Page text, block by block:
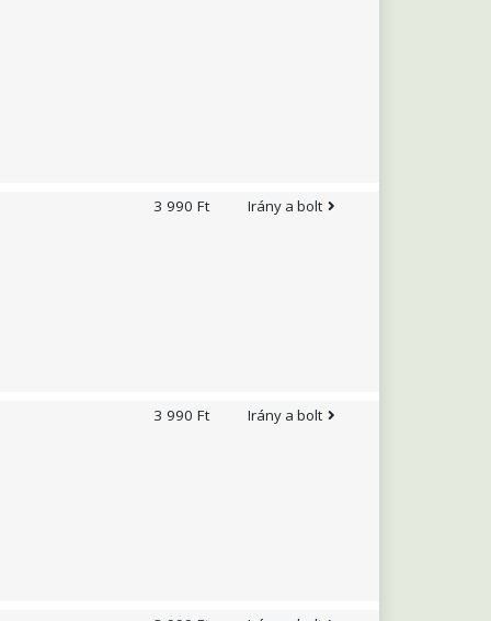
és teakeverékek
mérsékelt lehet, a
valamint
rezet, így
Miliaceum),
tokoferol), nátrium-
B5-vitamin
B2-vitamin
élesztő,
3 990 Ft Irány a bolt
3 990 Ft Irány a bolt